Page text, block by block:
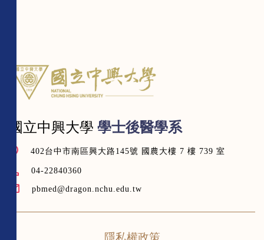
國立中興大學 學士後醫學系
402台中市南區興大路145號 國農大樓 7 樓 739 室
04-22840360
pbmed@dragon.nchu.edu.tw
隱私權政策